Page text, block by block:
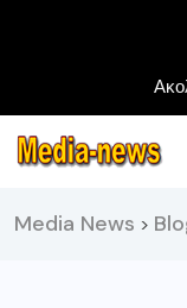
Media News >